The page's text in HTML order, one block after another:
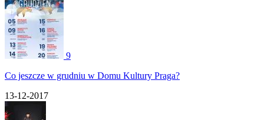
9
Co jeszcze w grudniu w Domu Kultury Praga?
13-12-2017